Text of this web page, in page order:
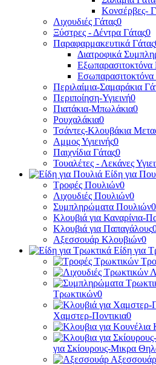
Κονσέρβες-
Λιχουδιές Γάτας0
Ξύστρες - Δέντρα Γάτας0
Παραφαρμακευτικά Γάτας
Διατροφικά
Εξωπαρασιτοκτόνα
Εσωπαρασιτοκτόνα
Περιλαίμια-Σαμαράκια
Περιποίηση-Υγιεινή0
Πιατάκια-Μπωλάκια0
Ρουχαλάκια0
Τσάντες-Κλουβάκια
Αμμος Υγιεινής0
Παιχνίδια Γάτας0
Τουαλέτες - Λεκάνες
Είδη για
Τροφές Πουλιών0
Λιχουδιές Πουλιών0
Συμπληρώματα Πουλιών0
Κλουβιά για Καναρίνια-
Κλουβιά για Παπαγάλους
Αξεσσουάρ Κλουβιών0
Είδη για
Τρωκτικών0
Χαμστερ-Ποντικια0
για Σκίουρους-Μικρα
Αξεσσουάρ